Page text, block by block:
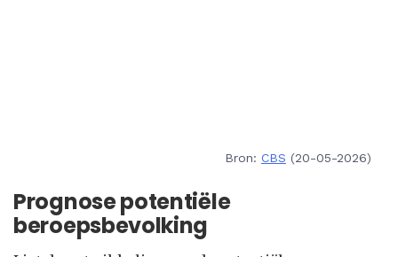
Bron: CBS (20-05-2026)
Prognose potentiële
beroepsbevolking